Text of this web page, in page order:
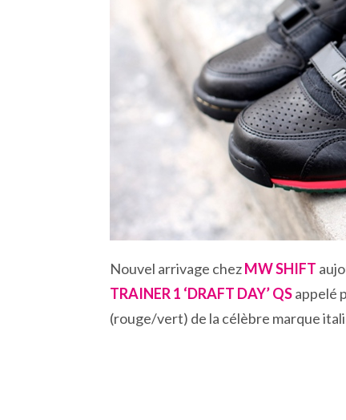
Nouvel arrivage chezMW SHIFT
TRAINER 1 ‘DRAFT DAY’ QSappelé
(rouge/vert) de la célèbre marque